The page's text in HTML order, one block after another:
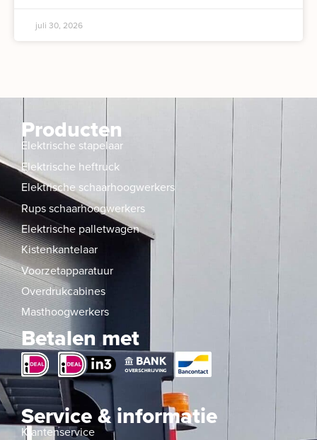
juli 30, 2026
Producten
Elektrische stapelaar
Elektrische heftruck
Elektrische schaarhoogwerkers
Rups schaarhoogwerkers
Elektrische palletwagen
Kistenkantelaar
Voorzetapparatuur
Overdrukcabines
Masthoogwerkers
Betalen met
Service & informatie
Klantenservice